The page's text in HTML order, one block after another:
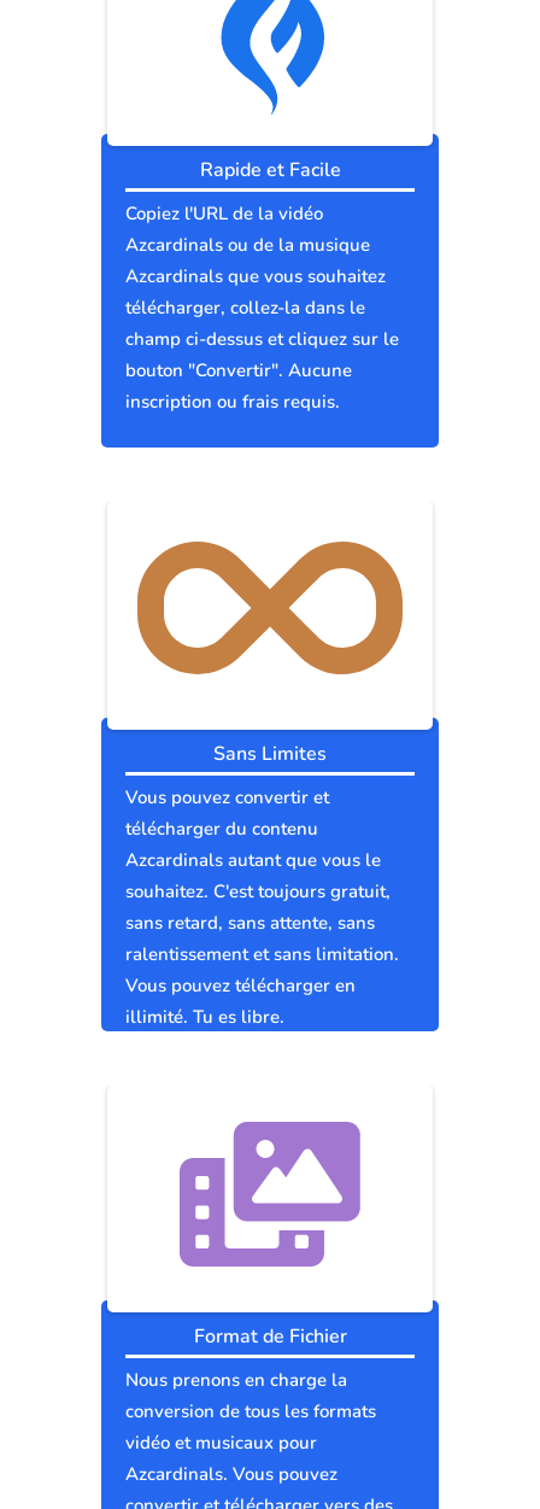
Rapide et Facile
Copiez l'URL de la vidéo
Azcardinals ou de la musique
Azcardinals que vous souhaitez
télécharger, collez-la dans le
champ ci-dessus et cliquez sur le
bouton "Convertir". Aucune
inscription ou frais requis.
Sans Limites
Vous pouvez convertir et
télécharger du contenu
Azcardinals autant que vous le
souhaitez. C'est toujours gratuit,
sans retard, sans attente, sans
ralentissement et sans limitation.
Vous pouvez télécharger en
illimité. Tu es libre.
Format de Fichier
Nous prenons en charge la
conversion de tous les formats
vidéo et musicaux pour
Azcardinals. Vous pouvez